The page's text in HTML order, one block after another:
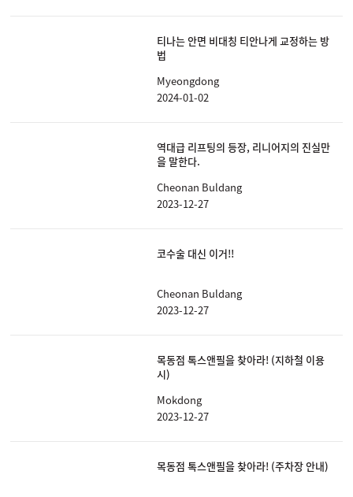
티나는 안면 비대칭 티안나게 교정하는 방
법
Myeongdong
2024-01-02
역대급 리프팅의 등장, 리니어지의 진실만
을 말한다.
Cheonan Buldang
2023-12-27
코수술 대신 이거!!
Cheonan Buldang
2023-12-27
목동점 톡스앤필을 찾아라! (지하철 이용
시)
Mokdong
2023-12-27
목동점 톡스앤필을 찾아라! (주차장 안내)